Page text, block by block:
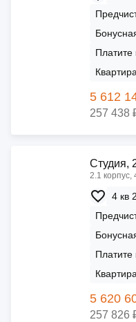
Платите
5 612
257 438
Cтудия,
2.1
4 кв
Платите
5 620
257 826